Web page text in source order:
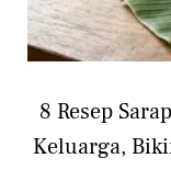
8 Resep
Keluarga,